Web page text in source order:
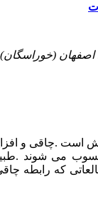
است .چاقی و
می شوند
که رابطه